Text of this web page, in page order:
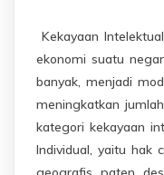
Kekayaan
ekonomi suatu
banyak, menjadi
meningkatkan
kategori kekayaan
Individual, yaitu hak